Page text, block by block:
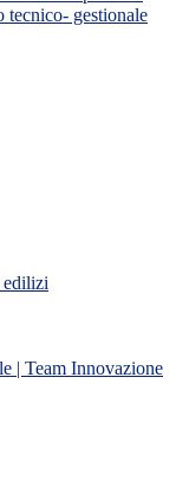
tecnico- gestionale
edilizi
| Team Innovazione